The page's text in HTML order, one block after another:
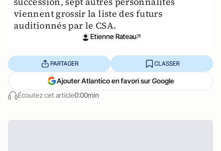
viennent grossir la liste des futurs
auditionnés par le CSA.
Etienne Rateau
Écoutez cet article0:00min
PARTAGER CLASSER
Ajouter Atlantico en favori sur Google